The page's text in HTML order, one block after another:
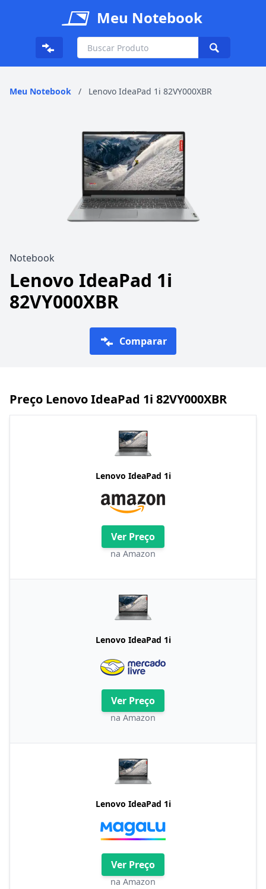
Meu Notebook
Meu Notebook / Lenovo IdeaPad 1i 82VY000XBR
Notebook
Lenovo IdeaPad 1i
82VY000XBR
Comparar
Preço Lenovo IdeaPad 1i 82VY000XBR
Lenovo IdeaPad 1i
Ver Preço
na Amazon
Lenovo IdeaPad 1i
Ver Preço
na Amazon
Lenovo IdeaPad 1i
Ver Preço
na Amazon